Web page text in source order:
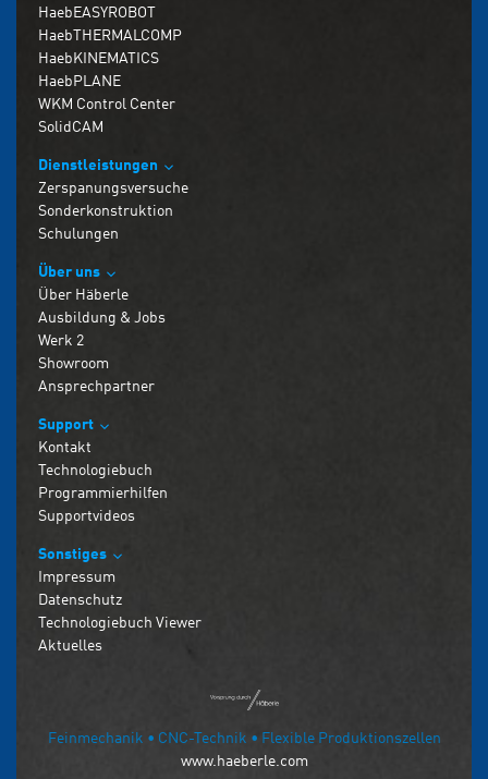
HaebEASYROBOT
HaebTHERMALCOMP
HaebKINEMATICS
HaebPLANE
WKM Control Center
SolidCAM
Dienstleistungen
Zerspanungsversuche
Sonderkonstruktion
Schulungen
Über uns
Über Häberle
Ausbildung & Jobs
Werk 2
Showroom
Ansprechpartner
Support
Kontakt
Technologiebuch
Programmierhilfen
Supportvideos
Sonstiges
Impressum
Datenschutz
Technologiebuch Viewer
Aktuelles
Feinmechanik • CNC-Technik • Flexible Produktionszellen
www.haeberle.com